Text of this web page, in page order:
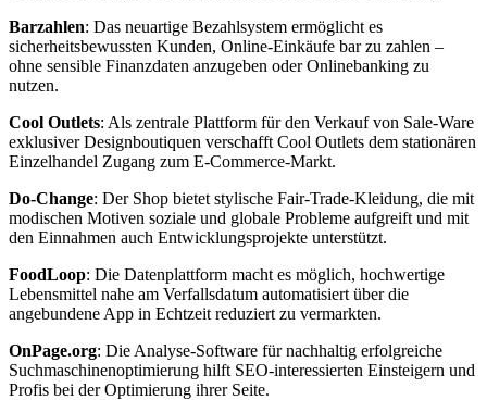
Barzahlen: Das neuartige Bezahlsystem ermöglicht es
sicherheitsbewussten Kunden, Online-Einkäufe bar zu zahlen –
ohne sensible Finanzdaten anzugeben oder Onlinebanking zu
nutzen.
Cool Outlets: Als zentrale Plattform für den Verkauf von Sale-Ware
exklusiver Designboutiquen verschafft Cool Outlets dem stationären
Einzelhandel Zugang zum E-Commerce-Markt.
Do-Change: Der Shop bietet stylische Fair-Trade-Kleidung, die mit
modischen Motiven soziale und globale Probleme aufgreift und mit
den Einnahmen auch Entwicklungsprojekte unterstützt.
FoodLoop: Die Datenplattform macht es möglich, hochwertige
Lebensmittel nahe am Verfallsdatum automatisiert über die
angebundene App in Echtzeit reduziert zu vermarkten.
OnPage.org: Die Analyse-Software für nachhaltig erfolgreiche
Suchmaschinenoptimierung hilft SEO-interessierten Einsteigern und
Profis bei der Optimierung ihrer Seite.